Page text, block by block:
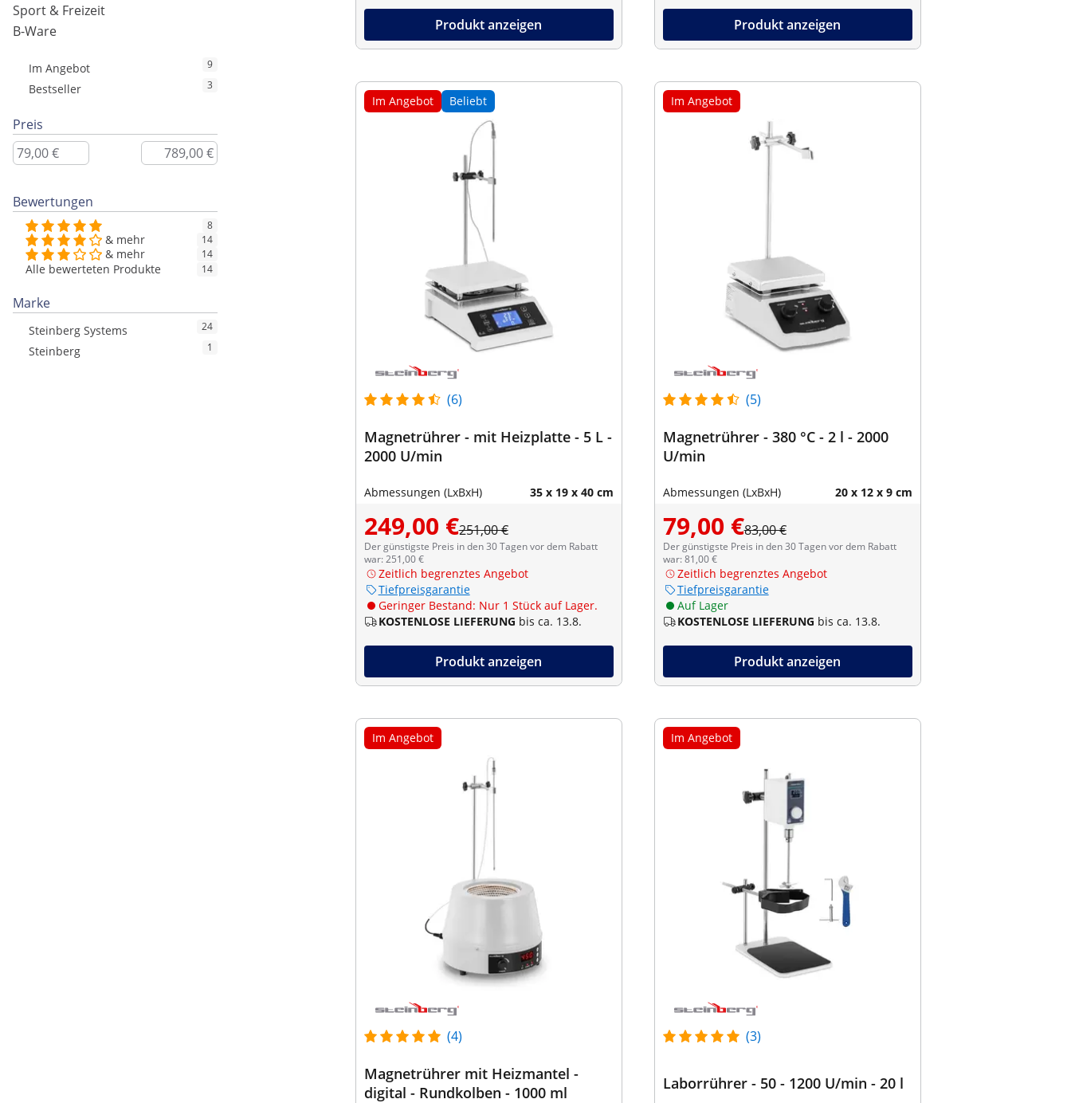
Sport & Freizeit
B-Ware
Im Angebot 9
Bestseller 3
Preis
Bewertungen
8
& mehr 14
& mehr 14
Alle bewerteten Produkte 14
Marke
Steinberg Systems 24
Steinberg 1
Produkt anzeigen Produkt anzeigen
Im Angebot Beliebt
(6)
Magnetrührer - mit Heizplatte - 5 L -
2000 U/min
Abmessungen (LxBxH) 35 x 19 x 40 cm
249,00 €251,00 €
Der günstigste Preis in den 30 Tagen vor dem Rabatt
war: 251,00 €
Zeitlich begrenztes Angebot
Tiefpreisgarantie
Geringer Bestand: Nur 1 Stück auf Lager.
KOSTENLOSE LIEFERUNG bis ca. 13.8.
Produkt anzeigen
Im Angebot
(5)
Magnetrührer - 380 °C - 2 l - 2000
U/min
Abmessungen (LxBxH) 20 x 12 x 9 cm
79,00 €83,00 €
Der günstigste Preis in den 30 Tagen vor dem Rabatt
war: 81,00 €
Zeitlich begrenztes Angebot
Tiefpreisgarantie
Auf Lager
KOSTENLOSE LIEFERUNG bis ca. 13.8.
Produkt anzeigen
Im Angebot
(4)
Magnetrührer mit Heizmantel -
digital - Rundkolben - 1000 ml
Im Angebot
(3)
Laborrührer - 50 - 1200 U/min - 20 l